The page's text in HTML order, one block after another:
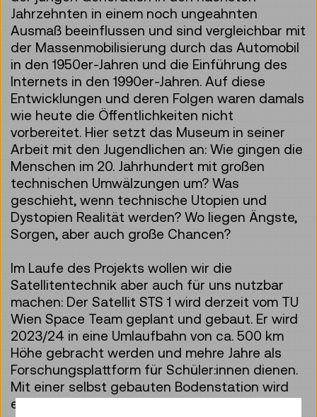
Jahrzehnten in einem noch ungeahnten
Ausmaß beeinflussen und sind vergleichbar mit
der Massenmobilisierung durch das Automobil
in den 1950er-Jahren und die Einführung des
Internets in den 1990er-Jahren. Auf diese
Entwicklungen und deren Folgen waren damals
wie heute die Öffentlichkeiten nicht
vorbereitet. Hier setzt das Museum in seiner
Arbeit mit den Jugendlichen an: Wie gingen die
Menschen im 20. Jahrhundert mit großen
technischen Umwälzungen um? Was
geschieht, wenn technische Utopien und
Dystopien Realität werden? Wo liegen Ängste,
Sorgen, aber auch große Chancen?
Im Laufe des Projekts wollen wir die
Satellitentechnik aber auch für uns nutzbar
machen: Der Satellit STS 1 wird derzeit vom TU
Wien Space Team geplant und gebaut. Er wird
2023/24 in eine Umlaufbahn von ca. 500 km
Höhe gebracht werden und mehre Jahre als
Forschungsplattform für Schüler:innen dienen.
Mit einer selbst gebauten Bodenstation wird
es in den Partnerschulen möglich sein, die